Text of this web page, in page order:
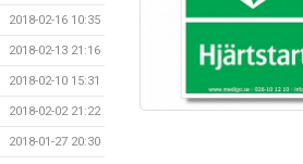
2018-02-16 10:35
2018-02-13 21:16
2018-02-10 15:31
2018-02-02 21:22
2018-01-27 20:30